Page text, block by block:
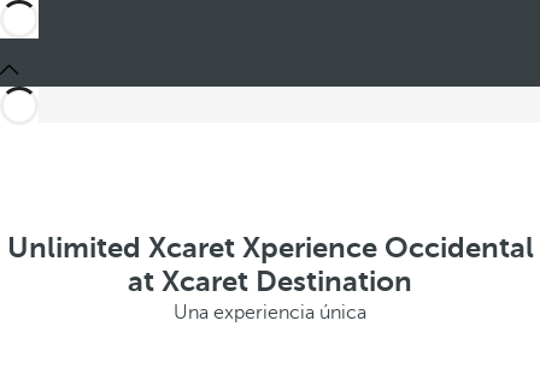
Unlimited Xcaret Xperience Occidental
at Xcaret Destination
Una experiencia única